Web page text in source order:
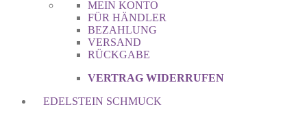
MEIN KONTO
FÜR HÄNDLER
BEZAHLUNG
VERSAND
RÜCKGABE
VERTRAG WIDERRUFEN
EDELSTEIN SCHMUCK